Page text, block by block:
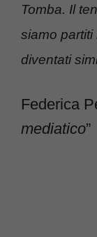
Tomba. Il
siamo
diventati
Federica
mediatico”